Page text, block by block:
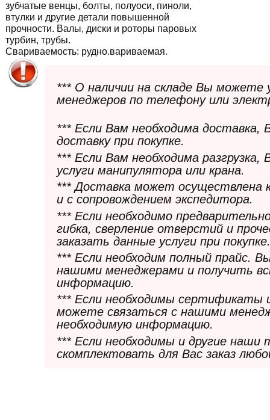
зубчатые венцы, болты, полуоси, пиноли,
втулки и другие детали повышенной
прочности. Валы, диски и роторы паровых
турбин, трубы.
Свариваемость: рудно.вариваемая.
*** О наличии на складе Вы можете
менеджеров по телефону или
*** Если Вам необходима
доставку при покупке.
*** Если Вам необходима
услуги манипулятора или крана.
*** Доставка может осуществлена
и с сопровождением экспедитора.
*** Если необходимо
гибка, сверление отверстий и
заказать данные услуги при покупке.
*** Если необходим полный прайс.
нашими менеджерами и получить
информацию.
*** Если необходимы сертификаты
можете связаться с нашими
необходимую информацию.
*** Если необходимы и другие
скомплектовать для Вас заказ